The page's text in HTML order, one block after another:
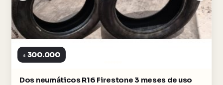
$ 300.000
Dos neumáticos R16 Firestone 3 meses de uso